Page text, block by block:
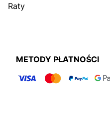
Raty
METODY PŁATNOŚCI